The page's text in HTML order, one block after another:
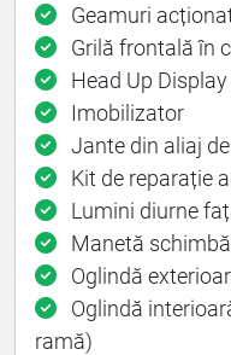
Geamuri
Grilă frontală în
Head Up Display
Imobilizator
Jante din aliaj
Kit de reparație
Lumini diurne
Manetă
Oglindă
Oglindă
ramă)